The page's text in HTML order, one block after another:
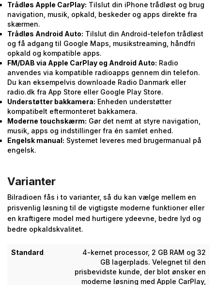
Trådløs Apple CarPlay: Tilslut din iPhone trådløst og brug
navigation, musik, opkald, beskeder og apps direkte fra
skærmen.
Trådløs Android Auto: Tilslut din Android-telefon trådløst
og få adgang til Google Maps, musikstreaming, håndfri
opkald og kompatible apps.
FM/DAB via Apple CarPlay og Android Auto: Radio
anvendes via kompatible radioapps gennem din telefon.
Du kan eksempelvis downloade Radio Danmark eller
radio.dk fra App Store eller Google Play Store.
Understøtter bakkamera: Enheden understøtter
kompatibelt eftermonteret bakkamera.
Moderne touchskærm: Gør det nemt at styre navigation,
musik, apps og indstillinger fra én samlet enhed.
Engelsk manual: Systemet leveres med brugermanual på
engelsk.
Varianter
Bilradioen fås i to varianter, så du kan vælge mellem en
prisvenlig løsning til de vigtigste moderne funktioner eller
en kraftigere model med hurtigere ydeevne, bedre lyd og
bedre opkaldskvalitet.
Standard
4-kernet processor, 2 GB RAM og 32
GB lagerplads. Velegnet til den
prisbevidste kunde, der blot ønsker en
moderne løsning med Apple CarPlay,